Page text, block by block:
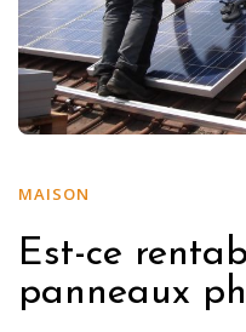
MAISON
Est-ce
panneaux